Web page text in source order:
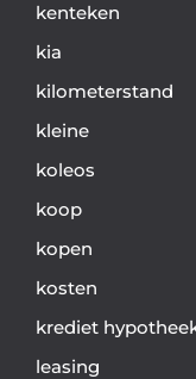
kenteken
kia
kilometerstand
kleine
koleos
koop
kopen
kosten
krediet
leasing